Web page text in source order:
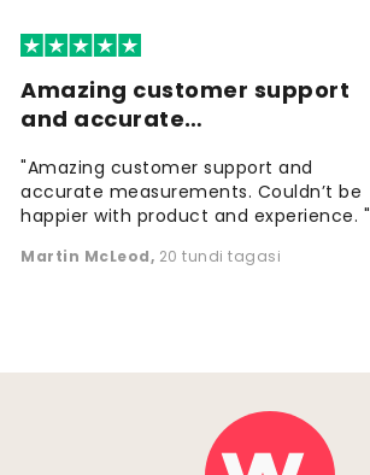
Amazing customer support
and accurate…
"Amazing customer support and
accurate measurements. Couldn’t be
happier with product and experience. "
Martin McLeod, 20 tundi tagasi